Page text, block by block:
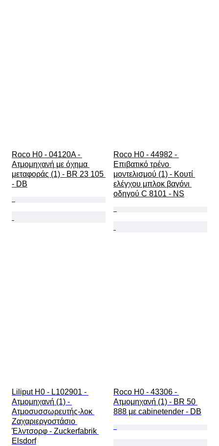
Roco H0 - 04120A -
Ατμομηχανή με όχημα
μεταφοράς (1) - BR 23 105
- DB
Roco H0 - 44982 -
Επιβατικό τρένο
μοντελισμού (1) - Κουτί
ελέγχου μπλοκ βαγόνι
οδηγού C 8101 - NS
Liliput H0 - L102901 -
Ατμομηχανή (1) -
Ατμοσυσσωρευτής-λοκ
Ζαχαριεργοστάσιο
Έλντσορφ - Zuckerfabrik
Elsdorf
Roco H0 - 43306 -
Ατμομηχανή (1) - BR 50
888 με cabinetender - DB